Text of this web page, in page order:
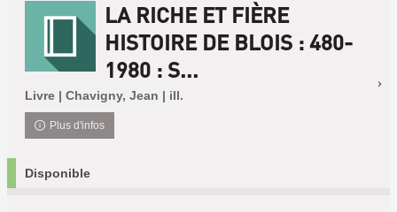
LA RICHE ET FIÈRE
HISTOIRE DE BLOIS : 480-
1980 : S...
Livre | Chavigny, Jean | ill.
Plus d'infos
Disponible